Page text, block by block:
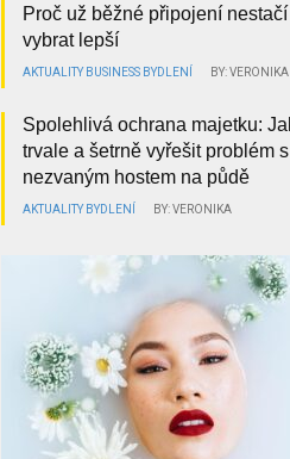
Proč už běžné připojení
vybrat lepší
AKTUALITY BUSINESS BYDLENÍ BY: VERONIKA
Spolehlivá ochrana majetku:
trvale a šetrně vyřešit problém s
nezvaným hostem na půdě
AKTUALITY BYDLENÍ BY: VERONIKA